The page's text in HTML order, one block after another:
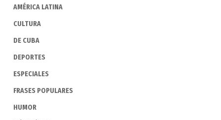
AMÉRICA LATINA
CULTURA
DE CUBA
DEPORTES
ESPECIALES
FRASES POPULARES
HUMOR